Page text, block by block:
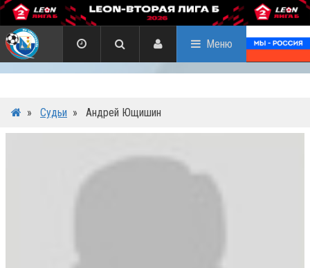
Меню
» Судьи » Андрей Ющишин